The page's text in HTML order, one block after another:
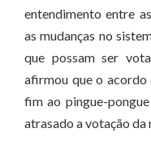
entendimento entre
as mudanças no
que possam ser
afirmou que o
fim ao pingue-
atrasado a votação